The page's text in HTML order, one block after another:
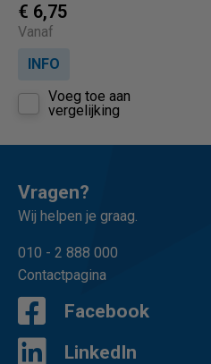
€ 6,75
Vanaf
INFO
Voeg toe aan
vergelijking
Vragen?
Wij helpen je graag.
010 - 2 888 000
Contactpagina
Facebook
LinkedIn